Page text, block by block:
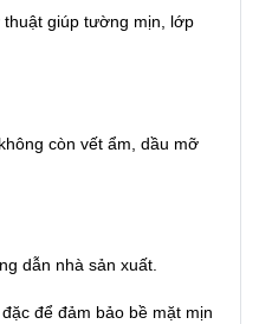
giúp tường mịn, lớp
còn vết ẩm, dầu mỡ
dẫn nhà sản xuất.
để đảm bảo bề mặt mịn